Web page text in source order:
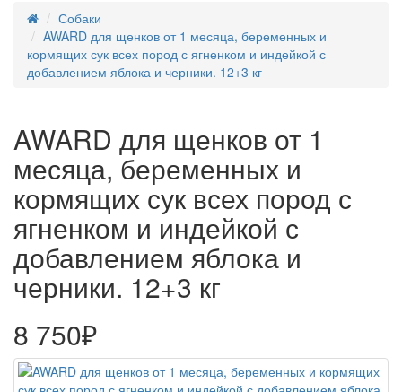
Собаки
AWARD для щенков от 1 месяца, беременных и
кормящих сук всех пород с ягненком и индейкой с
добавлением яблока и черники. 12+3 кг
AWARD для щенков от 1
месяца, беременных и
кормящих сук всех пород с
ягненком и индейкой с
добавлением яблока и
черники. 12+3 кг
8 750₽